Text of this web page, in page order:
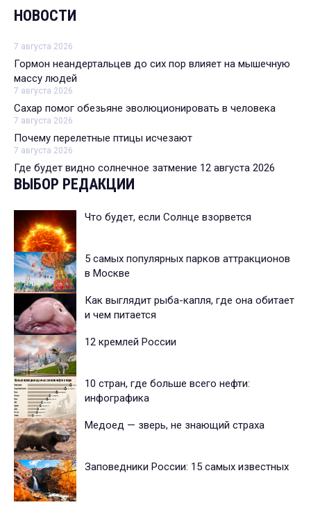
НОВОСТИ
7 августа 2026
Гормон неандертальцев до сих пор влияет на мышечную
массу людей
7 августа 2026
Сахар помог обезьяне эволюционировать в человека
7 августа 2026
Почему перелетные птицы исчезают
7 августа 2026
Где будет видно солнечное затмение 12 августа 2026
ВЫБОР РЕДАКЦИИ
Что будет, если Солнце взорвется
5 самых популярных парков аттракционов
в Москве
Как выглядит рыба-капля, где она обитает
и чем питается
12 кремлей России
10 стран, где больше всего нефти:
инфографика
Медоед — зверь, не знающий страха
Заповедники России: 15 самых известных